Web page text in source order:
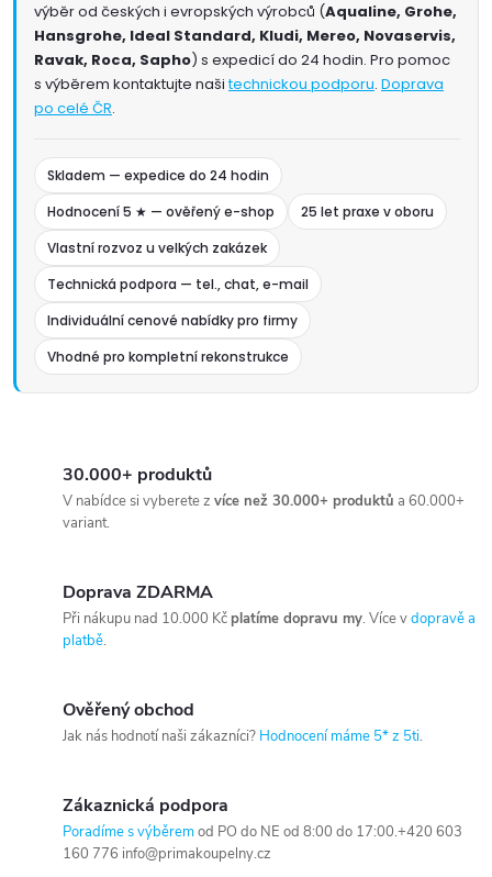
výběr od českých i evropských výrobců (Aqualine, Grohe,
Hansgrohe, Ideal Standard, Kludi, Mereo, Novaservis,
Ravak, Roca, Sapho) s expedicí do 24 hodin. Pro pomoc
s výběrem kontaktujte našitechnickou podporu. Doprava
po celé ČR.
Skladem — expedice do 24 hodin
Hodnocení 5 ★ — ověřený e-shop
25 let praxe v oboru
Vlastní rozvoz u velkých zakázek
Technická podpora — tel., chat, e-mail
Individuální cenové nabídky pro firmy
Vhodné pro kompletní rekonstrukce
30.000+ produktů
V nabídce si vyberete z více než 30.000+ produktů a 60.000+
variant.
Doprava ZDARMA
Při nákupu nad 10.000 Kčplatíme dopravu my. Více vdopravě a
platbě.
Ověřený obchod
Jak nás hodnotí naši zákazníci? Hodnocení máme 5* z 5ti.
Zákaznická podpora
Poradíme s výběremod PO do NE od 8:00 do 17:00.+420 603
160 776 info@primakoupelny.cz